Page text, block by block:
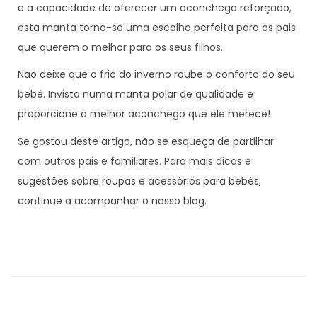
e a capacidade de oferecer um aconchego reforçado,
esta manta torna-se uma escolha perfeita para os pais
que querem o melhor para os seus filhos.
Não deixe que o frio do inverno roube o conforto do seu
bebé. Invista numa manta polar de qualidade e
proporcione o melhor aconchego que ele merece!
Se gostou deste artigo, não se esqueça de partilhar
com outros pais e familiares. Para mais dicas e
sugestões sobre roupas e acessórios para bebés,
continue a acompanhar o nosso blog.